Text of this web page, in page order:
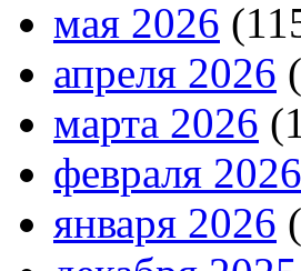
мая 2026
апреля 2026
марта 2026
февраля 2026
января 2026